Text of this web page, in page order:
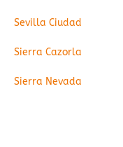
Sevilla Ciudad
Sierra Cazorla
Sierra Nevada